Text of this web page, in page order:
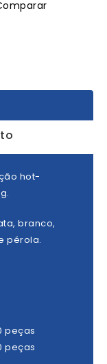
hot-
branco,
pérola.
peças
peças